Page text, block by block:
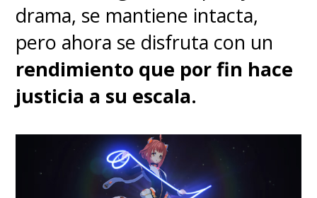
Ensus primeros dos episodios
que ya pudimos ver en
SuperGeek, la serie dirigida por
Ali Selim, quien posee una
extensa carrera televisiva en
series como "In Treatment" y
"The Looming Tower",
drama, se mantiene intacta,
pero ahora se disfruta con un
rendimiento que por fin hace
justicia a su escala.